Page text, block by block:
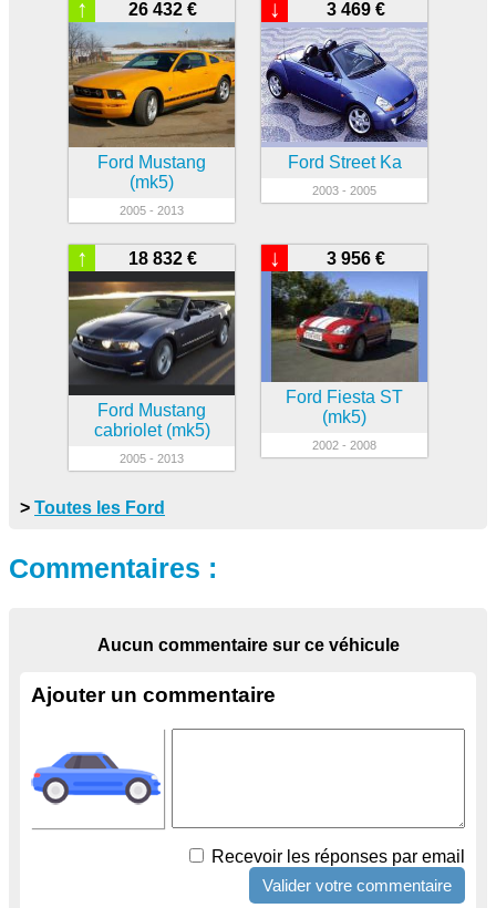
26 432 €
↑
Ford Mustang
(mk5)
2005 - 2013
3 469 €
↓
Ford Street Ka
2003 - 2005
18 832 €
↑
Ford Mustang
cabriolet (mk5)
2005 - 2013
3 956 €
↓
Ford Fiesta ST
(mk5)
2002 - 2008
> Toutes les Ford
Commentaires :
Aucun commentaire sur ce véhicule
Ajouter un commentaire
Recevoir les réponses par email